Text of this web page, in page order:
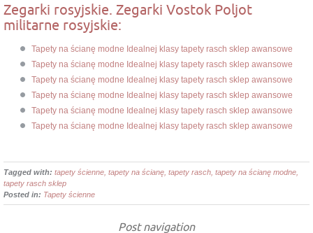
Zegarki rosyjskie. Zegarki Vostok Poljot
militarne rosyjskie:
Tapety na ścianę modne Idealnej klasy tapety rasch sklep awansowe
Tapety na ścianę modne Idealnej klasy tapety rasch sklep awansowe
Tapety na ścianę modne Idealnej klasy tapety rasch sklep awansowe
Tapety na ścianę modne Idealnej klasy tapety rasch sklep awansowe
Tapety na ścianę modne Idealnej klasy tapety rasch sklep awansowe
Tapety na ścianę modne Idealnej klasy tapety rasch sklep awansowe
Tagged with: tapety ścienne, tapety na ścianę, tapety rasch, tapety na ścianę modne,
tapety rasch sklep
Posted in: Tapety ścienne
Post navigation